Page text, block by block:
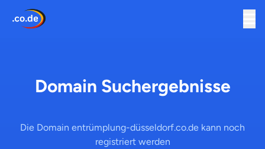
Domain Suchergebnisse
Die Domain entrümplung-düsseldorf.co.de kann noch
registriert werden